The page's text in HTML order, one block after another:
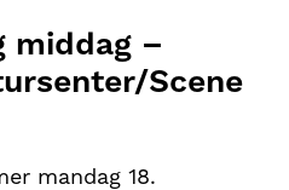
middag –
Scene
mandag 18.